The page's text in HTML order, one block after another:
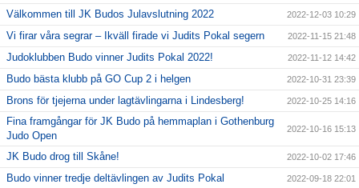
Välkommen till JK Budos Julavslutning 2022 2022-12-03 10:29
Vi firar våra segrar – Ikväll firade vi Judits Pokal segern 2022-11-15 21:48
Judoklubben Budo vinner Judits Pokal 2022! 2022-11-12 14:42
Budo bästa klubb på GO Cup 2 i helgen 2022-10-31 23:39
Brons för tjejerna under lagtävlingarna i Lindesberg! 2022-10-25 14:16
Fina framgångar för JK Budo på hemmaplan i Gothenburg
Judo Open
2022-10-16 15:13
JK Budo drog till Skåne! 2022-10-02 17:46
Budo vinner tredje deltävlingen av Judits Pokal 2022-09-18 22:01